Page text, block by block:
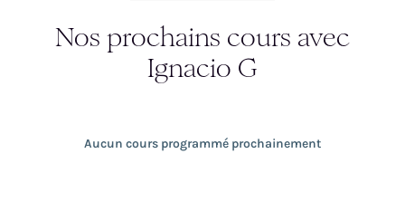
Nos prochains cours avec
Ignacio G
Aucun cours programmé prochainement